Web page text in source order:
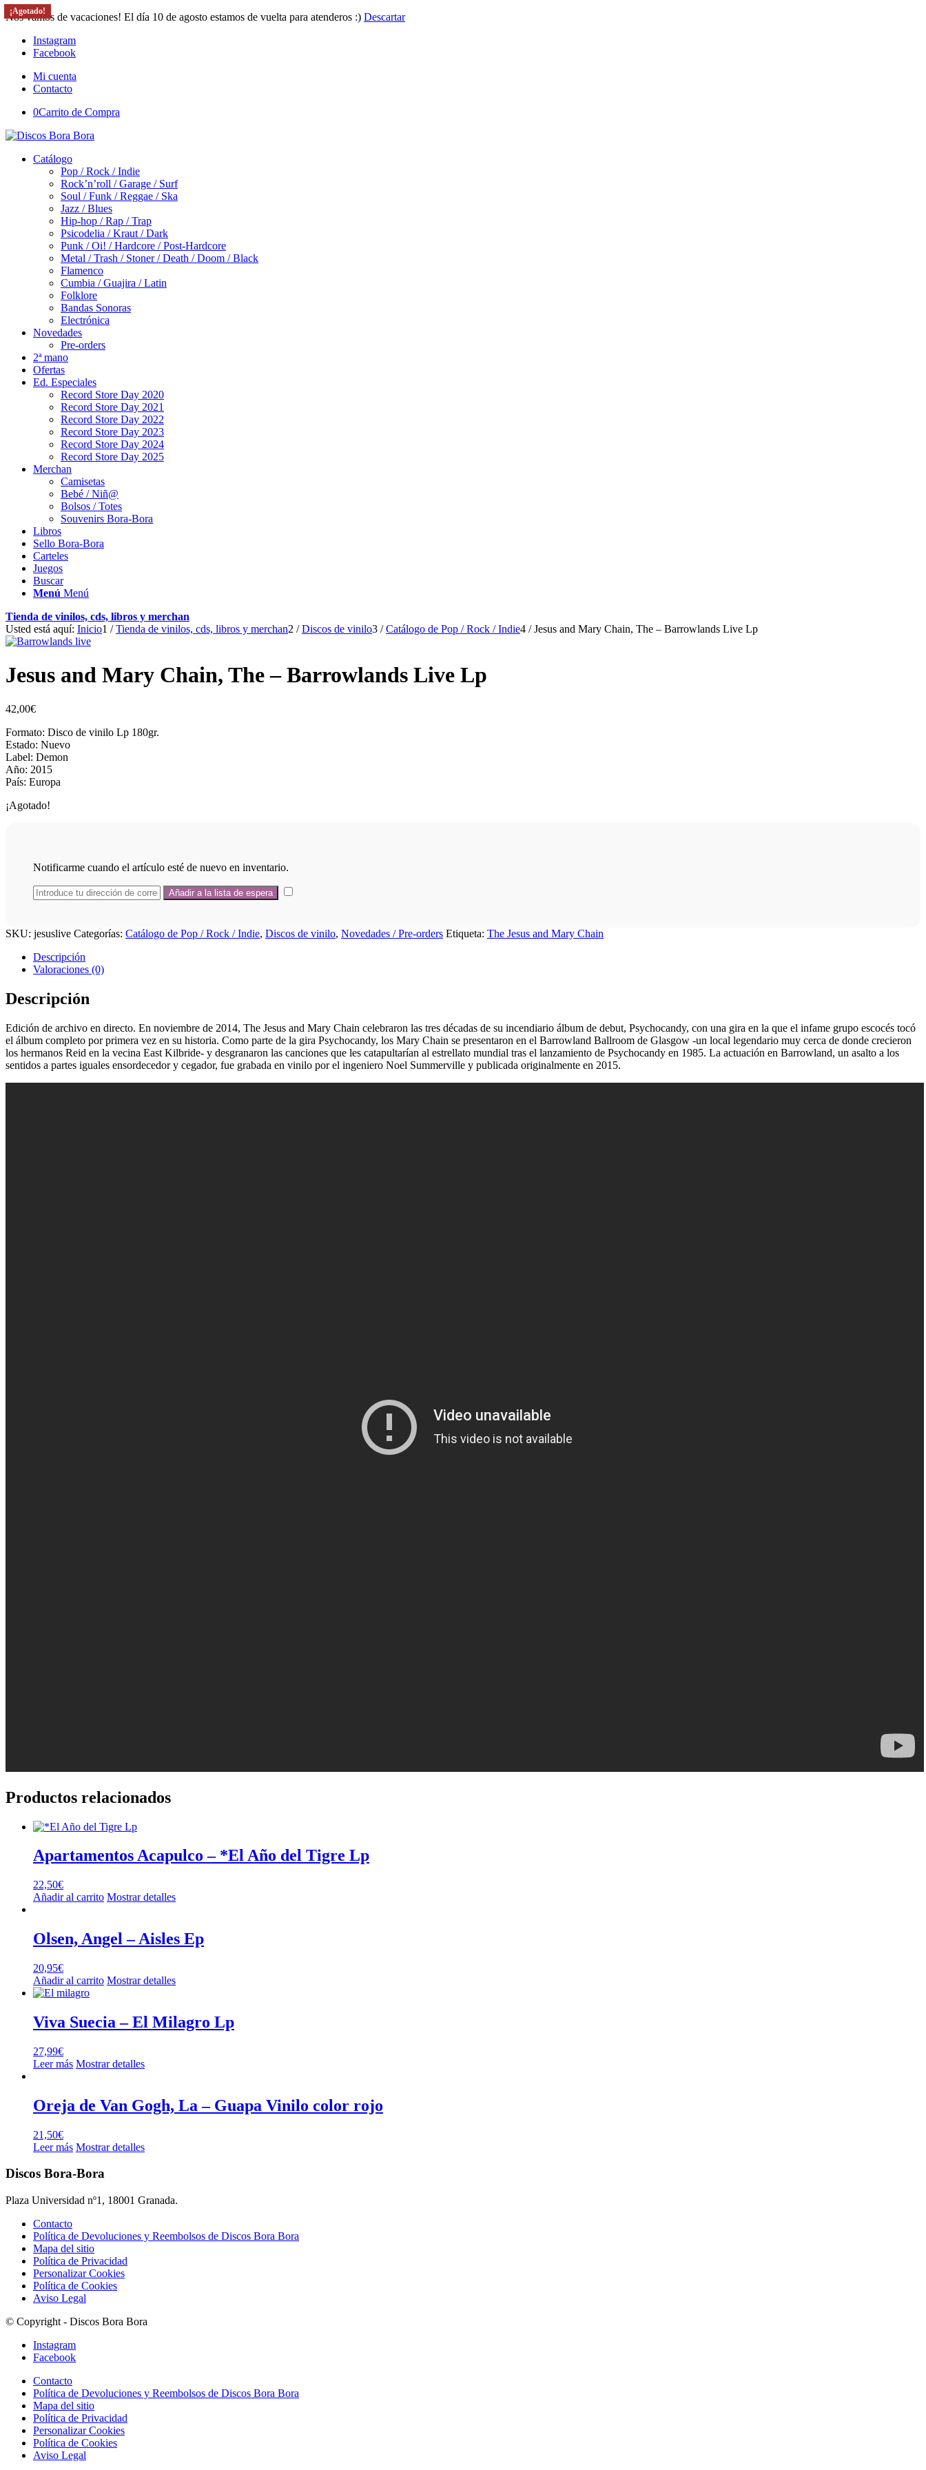
Nos vamos de vacaciones! El día 10 de agosto estamos de vuelta para atenderos :) Descartar
Instagram
Facebook
Mi cuenta
Contacto
0Carrito de Compra
Catálogo
Pop / Rock / Indie
Rock’n’roll / Garage / Surf
Soul / Funk / Reggae / Ska
Jazz / Blues
Hip-hop / Rap / Trap
Psicodelia / Kraut / Dark
Punk / Oi! / Hardcore / Post-Hardcore
Metal / Trash / Stoner / Death / Doom / Black
Flamenco
Cumbia / Guajira / Latin
Folklore
Bandas Sonoras
Electrónica
Novedades
Pre-orders
2ª mano
Ofertas
Ed. Especiales
Record Store Day 2020
Record Store Day 2021
Record Store Day 2022
Record Store Day 2023
Record Store Day 2024
Record Store Day 2025
Merchan
Camisetas
Bebé / Niñ@
Bolsos / Totes
Souvenirs Bora-Bora
Libros
Sello Bora-Bora
Carteles
Juegos
Buscar
Menú Menú
Tienda de vinilos, cds, libros y merchan
Usted está aquí: Inicio1 / Tienda de vinilos, cds, libros y merchan2 / Discos de vinilo3 / Catálogo de Pop / Rock / Indie4 / Jesus and Mary Chain, The – Barrowlands Live Lp
¡Agotado!
Jesus and Mary Chain, The – Barrowlands Live Lp
42,00€
Formato: Disco de vinilo Lp 180gr.
Estado: Nuevo
Label: Demon
Año: 2015
País: Europa
¡Agotado!
Notificarme cuando el artículo esté de nuevo en inventario.
SKU: jesuslive Categorías: Catálogo de Pop / Rock / Indie, Discos de vinilo, Novedades / Pre-orders Etiqueta: The Jesus and Mary Chain
Descripción
Valoraciones (0)
Descripción
Edición de archivo en directo. En noviembre de 2014, The Jesus and Mary Chain celebraron las tres décadas de su incendiario álbum de debut, Psychocandy, con una gira en la que el infame grupo escocés tocó
el álbum completo por primera vez en su historia. Como parte de la gira Psychocandy, los Mary Chain se presentaron en el Barrowland Ballroom de Glasgow -un local legendario muy cerca de donde crecieron
los hermanos Reid en la vecina East Kilbride- y desgranaron las canciones que les catapultarían al estrellato mundial tras el lanzamiento de Psychocandy en 1985. La actuación en Barrowland, un asalto a los
sentidos a partes iguales ensordecedor y cegador, fue grabada en vinilo por el ingeniero Noel Summerville y publicada originalmente en 2015.
Productos relacionados
Apartamentos Acapulco – *El Año del Tigre Lp
22,50€
Añadir al carrito Mostrar detalles
Olsen, Angel – Aisles Ep
20,95€
Añadir al carrito Mostrar detalles
¡Agotado!
Viva Suecia – El Milagro Lp
27,99€
Leer más Mostrar detalles
¡Agotado!
Oreja de Van Gogh, La – Guapa Vinilo color rojo
21,50€
Leer más Mostrar detalles
Discos Bora-Bora
Plaza Universidad nº1, 18001 Granada.
Contacto
Política de Devoluciones y Reembolsos de Discos Bora Bora
Mapa del sitio
Política de Privacidad
Personalizar Cookies
Política de Cookies
Aviso Legal
© Copyright - Discos Bora Bora
Instagram
Facebook
Contacto
Política de Devoluciones y Reembolsos de Discos Bora Bora
Mapa del sitio
Política de Privacidad
Personalizar Cookies
Política de Cookies
Aviso Legal